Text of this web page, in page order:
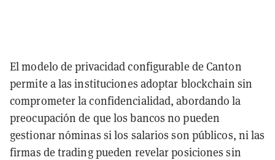
El modelo de privacidad configurable de Canton
permite a las instituciones adoptar blockchain sin
comprometer la confidencialidad, abordando la
preocupación de que los bancos no pueden
gestionar nóminas si los salarios son públicos, ni las
firmas de trading pueden revelar posiciones sin